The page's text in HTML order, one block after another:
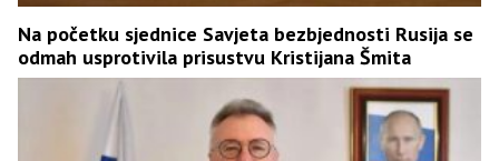
Na početku sjednice Savjeta bezbjednosti Rusija se
odmah usprotivila prisustvu Kristijana Šmita